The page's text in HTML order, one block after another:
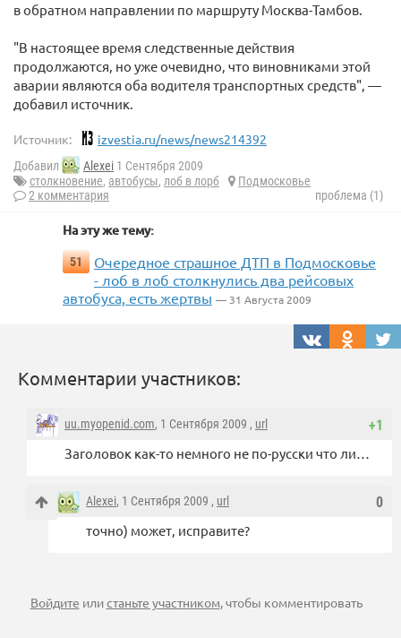
в обратном направлении по маршруту Москва-Тамбов.
"В настоящее время следственные действия
продолжаются, но уже очевидно, что виновниками этой
аварии являются оба водителя транспортных средств", —
добавил источник.
Источник: izvestia.ru/news/news214392
Добавил Alexei 1 Сентября 2009
столкновение, автобусы, лоб в лорб
Подмосковье
2 комментария
проблема (1)
На эту же тему:
51
Очередное страшное ДТП в Подмосковье
- лоб в лоб столкнулись два рейсовых
автобуса, есть жертвы — 31 Августа 2009
Комментарии участников:
+1
uu.myopenid.com, 1 Сентября 2009 , url
Заголовок как-то немного не по-русски что ли…
0
Alexei, 1 Сентября 2009 , url
точно) может, исправите?
Войдите илистаньте участником, чтобы комментировать